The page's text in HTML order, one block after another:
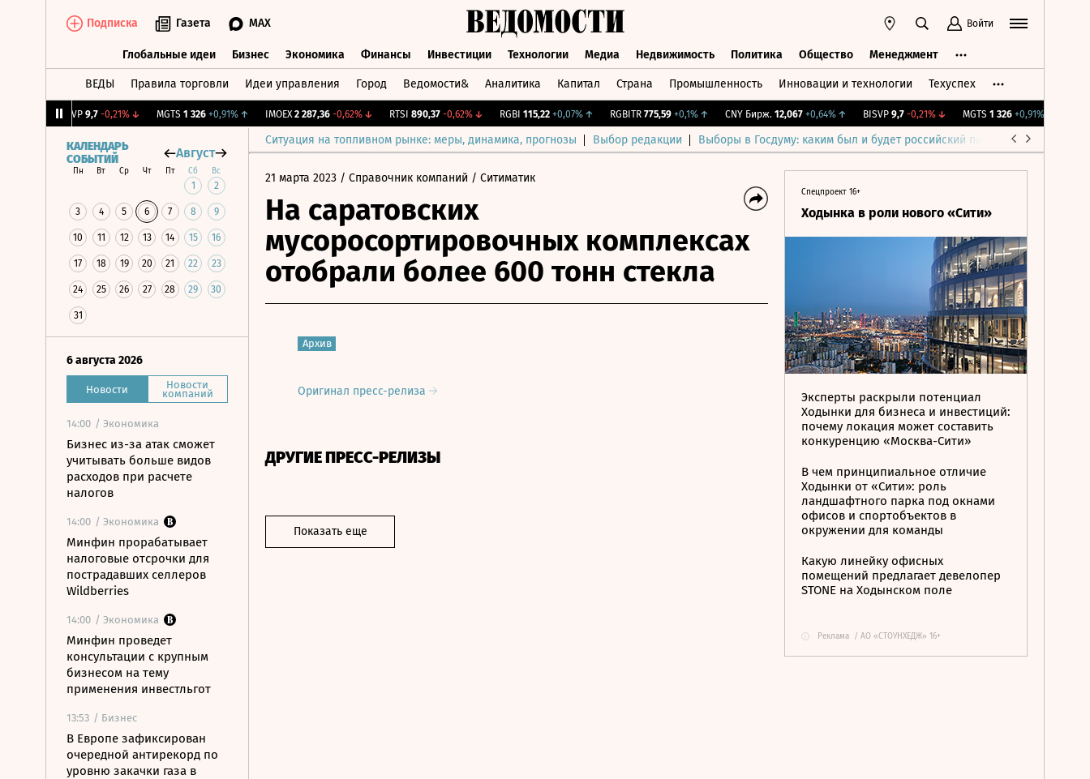
Подписка Газета MAX Войти
Глобальные идеи Бизнес Экономика Финансы Инвестиции Технологии Медиа Недвижимость Политика Общество Менеджмент
ВЕДЫ Правила торговли Идеи управления Город Ведомости& Аналитика Капитал Страна Промышленность Инновации и технологии Техуспех
9,7 -0,21%↓ MGTS 1 326 +0,91%↑ IMOEX 2 287,36 -0,62%↓ RTSI 890,37 -0,62%↓ RGBI 115,22 +0,07%↑ RGBITR 775,59 +0,1%↑ CNY Бирж. 12,067 +0,64%↑ BISVP 9,7 -0,21%↓ MGTS 1 326 +0,91%↑
Ситуация на топливном рынке: меры, динамика, прогнозы Выбор редакции Выборы в Госдуму: каким был и будет российский парламент
КАЛЕНДАРЬ
СОБЫТИЙ
Август
Пн Вт Ср Чт Пт Сб Вс
1 2
3 4 5 6 7 8 9
10 11 12 13 14 15 16
17 18 19 20 21 22 23
24 25 26 27 28 29 30
31
6 августа 2026
Новости Новости
компаний
14:00 / Экономика
Бизнес из-за атак сможет
учитывать больше видов
расходов при расчете
налогов
14:00 / Экономика
Минфин прорабатывает
налоговые отсрочки для
пострадавших селлеров
Wildberries
14:00 / Экономика
Минфин проведет
консультации с крупным
бизнесом на тему
применения инвестльгот
13:53 / Бизнес
В Европе зафиксирован
очередной антирекорд по
уровню закачки газа в
21 марта 2023 / Справочник компаний / Ситиматик
На саратовских
мусоросортировочных комплексах
отобрали более 600 тонн стекла
Архив
Оригинал пресс-релиза
ДРУГИЕ ПРЕСС-РЕЛИЗЫ
Показать еще
Спецпроект 16+
Ходынка в роли нового «Сити»
Эксперты раскрыли потенциал
Ходынки для бизнеса и инвестиций:
почему локация может составить
конкуренцию «Москва-Сити»
В чем принципиальное отличие
Ходынки от «Сити»: роль
ландшафтного парка под окнами
офисов и спортобъектов в
окружении для команды
Какую линейку офисных
помещений предлагает девелопер
STONE на Ходынском поле
Реклама / АО «СТОУНХЕДЖ» 16+